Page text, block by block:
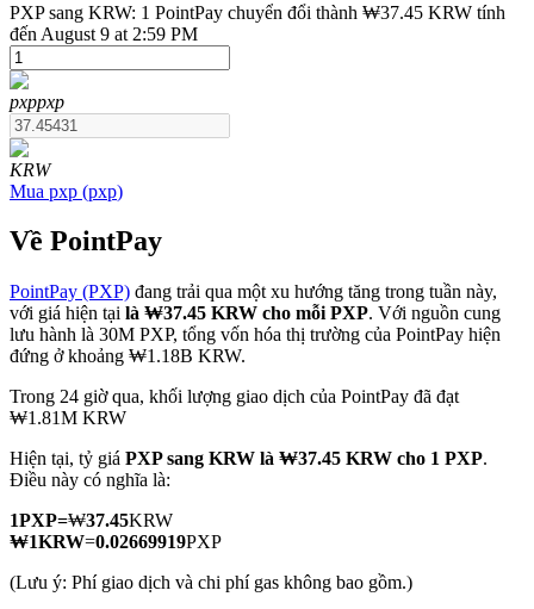
USDT Futures
COIN-M Futures
Futures sử dụng token làm tài sản thế chấp
TradFi
Phái sinh cổ phiếu, ngoại hối, kim loại quý và hàng hóa
PXP sang KRW: 1 PointPay chuyển đổi thành ₩37.45 KRW tính
đến August 9 at 2:59 PM
pxppxp
KRW
Mua pxp (pxp)
Về PointPay
PointPay (PXP) đang trải qua một xu hướng tăng trong tuần này,
với giá hiện tại là ₩37.45 KRW cho mỗi PXP. Với nguồn cung
lưu hành là 30M PXP, tổng vốn hóa thị trường của PointPay hiện
đứng ở khoảng ₩1.18B KRW.
Trong 24 giờ qua, khối lượng giao dịch của PointPay đã đạt
₩1.81M KRW
Hiện tại, tỷ giá PXP sang KRW là ₩37.45 KRW cho 1 PXP.
Điều này có nghĩa là:
1PXP=₩37.45KRW
₩1KRW=0.02669919PXP
(Lưu ý: Phí giao dịch và chi phí gas không bao gồm.)